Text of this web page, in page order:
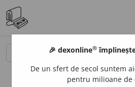
🎉 dexonline®
De un sfert de secol suntem
pentru milioane de